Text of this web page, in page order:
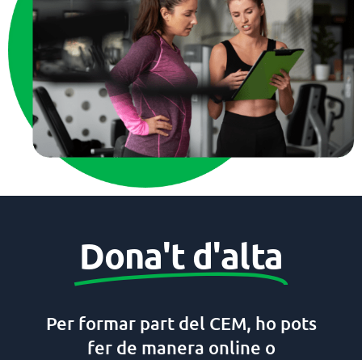
Dona't d'alta
Per formar part del CEM, ho pots
fer de manera online o